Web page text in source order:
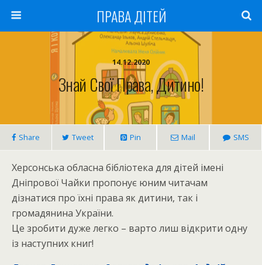
ПРАВА ДІТЕЙ
14.12.2020
Знай Свої Права, Дитино!
Share Tweet Pin Mail SMS
Херсонська обласна бібліотека для дітей імені
Дніпрової Чайки пропонує юним читачам
дізнатися про їхні права як дитини, так і
громадянина України.
Це зробити дуже легко – варто лиш відкрити одну
із наступних книг!